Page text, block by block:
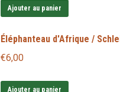
Ajouter au panier
Éléphanteau d'Afrique /
€6,00
Ajouter au panier